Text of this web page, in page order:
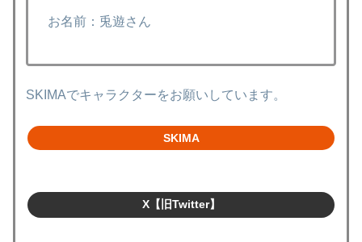
お名前：兎遊さん
SKIMAでキャラクターをお願いしています。
SKIMA
X【旧Twitter】